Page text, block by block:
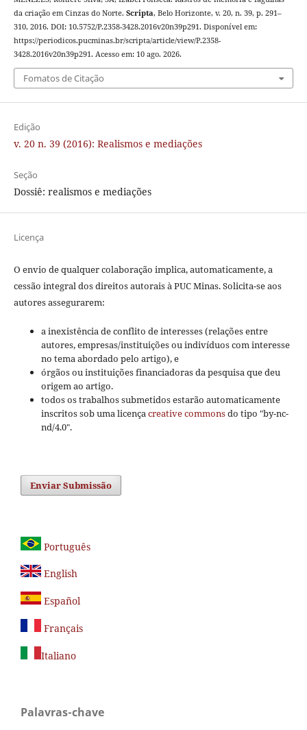
da criação em Cinzas do Norte. Scripta, Belo Horizonte, v. 20, n. 39, p. 291–
310, 2016. DOI: 10.5752/P.2358-3428.2016v20n39p291. Disponível em:
https://periodicos.pucminas.br/scripta/article/view/P.2358-
3428.2016v20n39p291. Acesso em: 10 ago. 2026.
Fomatos de Citação
Edição
v. 20 n. 39 (2016): Realismos e mediações
Seção
Dossiê: realismos e mediações
Licença
O envio de qualquer colaboração implica, automaticamente, a
cessão integral dos direitos autorais à PUC Minas. Solicita-se aos
autores assegurarem:
a inexistência de conflito de interesses (relações entre
autores, empresas/instituições ou indivíduos com interesse
no tema abordado pelo artigo), e
órgãos ou instituições financiadoras da pesquisa que deu
origem ao artigo.
todos os trabalhos submetidos estarão automaticamente
inscritos sob uma licençacreative commonsdo tipo "by-nc-
nd/4.0".
Enviar Submissão
Português
English
Español
Français
Italiano
Palavras-chave